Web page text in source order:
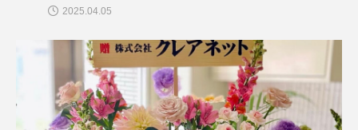
2025.04.05